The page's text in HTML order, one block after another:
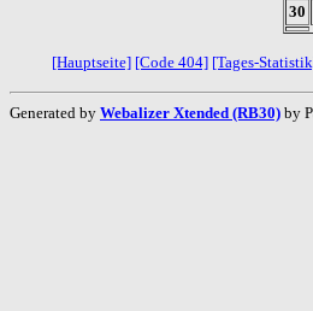
30
[Hauptseite] [Code 404] [Tages-
Generated by Webalizer Xtended (RB30) by